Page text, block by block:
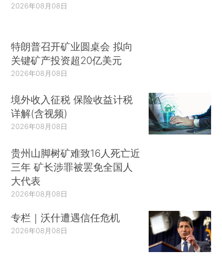
2026年08月08日
特朗普召开矿业圆桌会 拟向
关键矿产投资超20亿美元
2026年08月08日
境外收入征税 保险收益计税
详解(含视频)
2026年08月08日
贵州山脚树矿难致16人死亡近
三年 矿长涉罪被罢免全国人
大代表
2026年08月08日
专栏｜沃什遭遇信任危机
2026年08月08日